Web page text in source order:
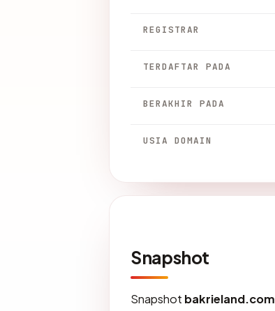
REGISTRAR
TERDAFTAR PADA
BERAKHIR PADA
USIA DOMAIN
Snapshot
Snapshot bakrieland.com